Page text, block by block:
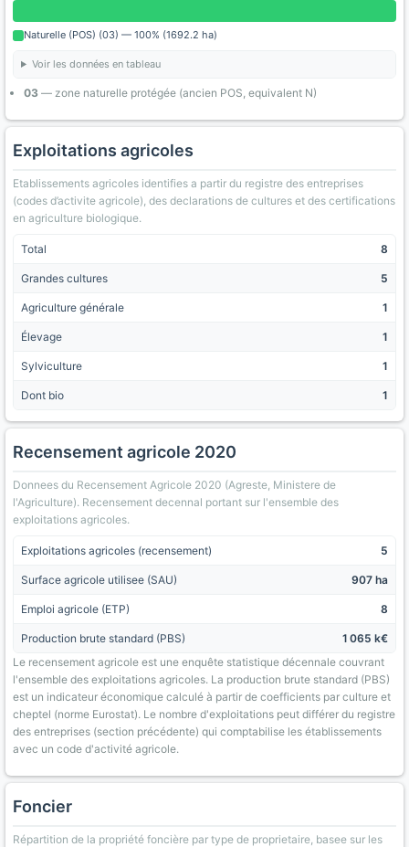
Naturelle (POS) (03) — 100% (1692.2 ha)
Voir les données en tableau
03 — zone naturelle protégée (ancien POS, equivalent N)
Exploitations agricoles
Etablissements agricoles identifies a partir du registre des entreprises
(codes d’activite agricole), des declarations de cultures et des certifications
en agriculture biologique.
Total 8
Grandes cultures 5
Agriculture générale 1
Élevage 1
Sylviculture 1
Dont bio 1
Recensement agricole 2020
Donnees du Recensement Agricole 2020 (Agreste, Ministere de
l'Agriculture). Recensement decennal portant sur l'ensemble des
exploitations agricoles.
Exploitations agricoles (recensement) 5
Surface agricole utilisee (SAU) 907 ha
Emploi agricole (ETP) 8
Production brute standard (PBS)
1 065 k€
Le recensement agricole est une enquête statistique décennale couvrant
l'ensemble des exploitations agricoles. La production brute standard (PBS)
est un indicateur économique calculé à partir de coefficients par culture et
cheptel (norme Eurostat). Le nombre d'exploitations peut différer du registre
des entreprises (section précédente) qui comptabilise les établissements
avec un code d'activité agricole.
Foncier
Répartition de la propriété foncière par type de proprietaire, basee sur les